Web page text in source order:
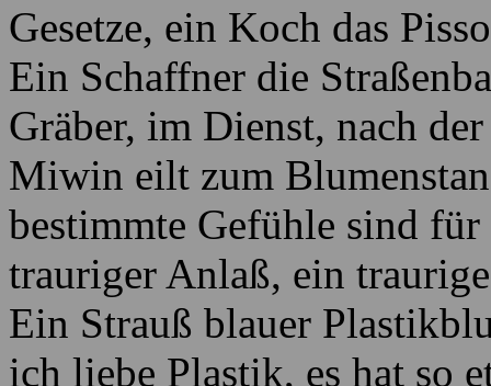
Gesetze, ein Koch das
Ein Schaffner die
Gräber, im Dienst, nach der
Miwin eilt zum
bestimmte Gefühle sind
trauriger Anlaß, ein
Ein Strauß blauer
ich liebe Plastik, es hat so